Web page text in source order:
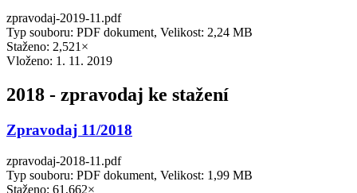
zpravodaj-2019-11.pdf
Typ souboru: PDF dokument, Velikost: 2,24 MB
Staženo: 2,521×
Vloženo: 1. 11. 2019
2018 - zpravodaj ke stažení
Zpravodaj 11/2018
zpravodaj-2018-11.pdf
Typ souboru: PDF dokument, Velikost: 1,99 MB
Staženo: 61,662×